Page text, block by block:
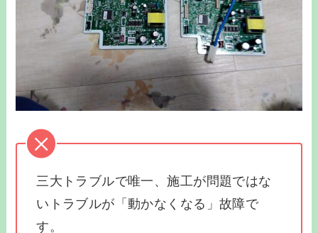
三大トラブルで唯一、施工が問題ではな
いトラブルが「動かなくなる」故障で
す。